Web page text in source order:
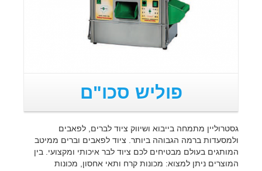
פוליש סכו"ם
גסטרוליין מתמחה בייבוא ושיווק ציוד לברים, לפאבים
ולמסעדות ברמה הגבוהה ביותר. ציוד לפאבים וברים ממיטב
המותגים בעולם מבטיחים לכם ציוד לבר איכותי ומקצועי. בין
המוצרים ניתן למצוא: מכונות קרח ותאי אחסון, מכונות